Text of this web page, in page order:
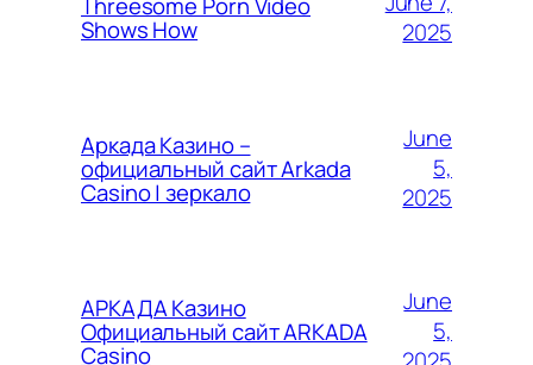
Shows How
2025
Аркада Казино –
официальный сайт Arkada
Casino | зеркало
June
5,
2025
АРКАДА Казино
Официальный сайт ARKADA
Casino
June
5,